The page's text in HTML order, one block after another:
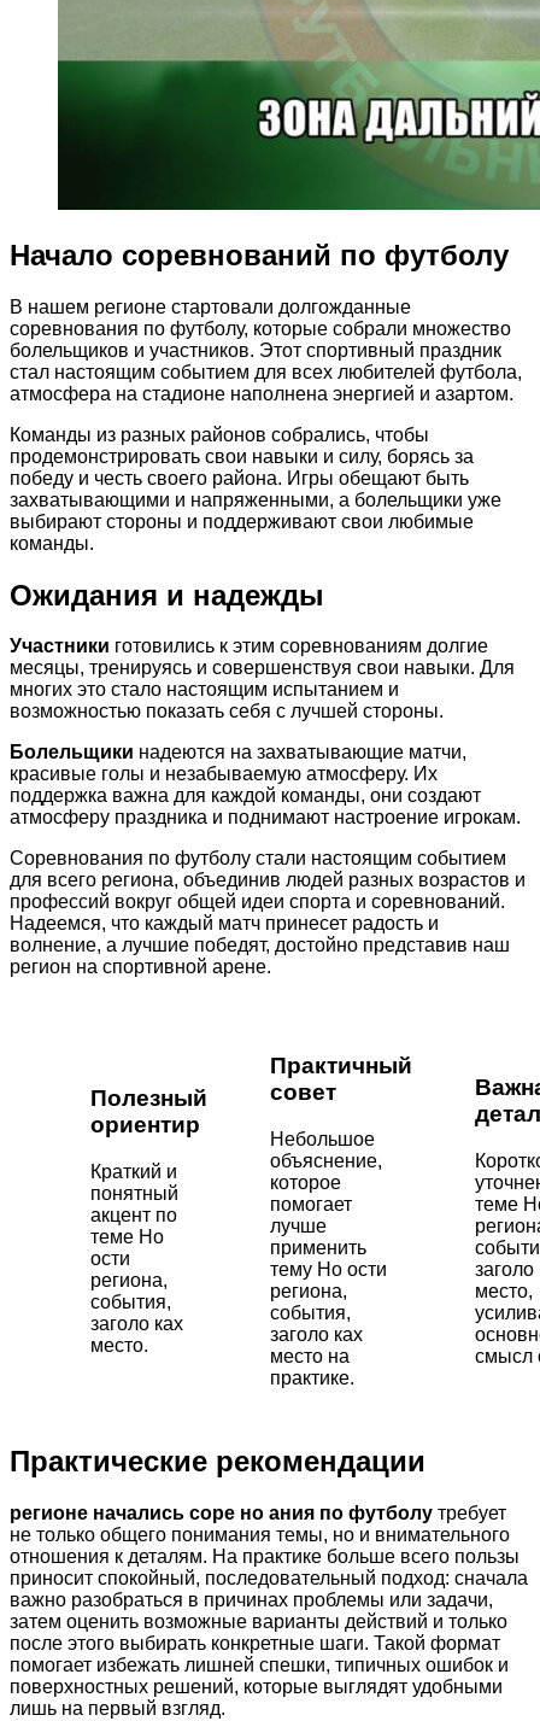
Начало соревнований по футболу
В нашем регионе стартовали долгожданные
соревнования по футболу, которые собрали множество
болельщиков и участников. Этот спортивный праздник
стал настоящим событием для всех любителей футбола,
атмосфера на стадионе наполнена энергией и азартом.
Команды из разных районов собрались, чтобы
продемонстрировать свои навыки и силу, борясь за
победу и честь своего района. Игры обещают быть
захватывающими и напряженными, а болельщики уже
выбирают стороны и поддерживают свои любимые
команды.
Ожидания и надежды
Участники готовились к этим соревнованиям долгие
месяцы, тренируясь и совершенствуя свои навыки. Для
многих это стало настоящим испытанием и
возможностью показать себя с лучшей стороны.
Болельщики надеются на захватывающие матчи,
красивые голы и незабываемую атмосферу. Их
поддержка важна для каждой команды, они создают
атмосферу праздника и поднимают настроение игрокам.
Соревнования по футболу стали настоящим событием
для всего региона, объединив людей разных возрастов и
профессий вокруг общей идеи спорта и соревнований.
Надеемся, что каждый матч принесет радость и
волнение, а лучшие победят, достойно представив наш
регион на спортивной арене.
Полезный
ориентир
Краткий и
понятный
акцент по
теме Но
ости
региона,
события,
заголо ках
место.
Практичный
совет
Небольшое
объяснение,
которое
помогает
лучше
применить
тему Но ости
региона,
события,
заголо ках
место на
практике.
теме
заголо
место,
смысл
Практические рекомендации
регионе начались соре но ания по футболу требует
не только общего понимания темы, но и внимательного
отношения к деталям. На практике больше всего пользы
приносит спокойный, последовательный подход: сначала
важно разобраться в причинах проблемы или задачи,
затем оценить возможные варианты действий и только
после этого выбирать конкретные шаги. Такой формат
помогает избежать лишней спешки, типичных ошибок и
поверхностных решений, которые выглядят удобными
лишь на первый взгляд.